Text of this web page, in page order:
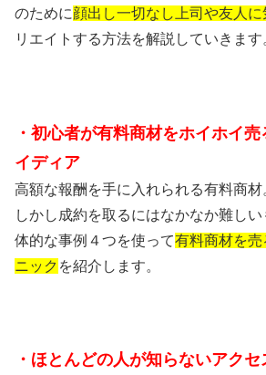
のために顔出し一切なし上司や友人に
リエイトする方法を解説していきます
・初心者が有料商材をホイホイ
イディア
高額な報酬を手に入れられる有料商材
しかし成約を取るにはなかなか難し
体的な事例４つを使って有料商材を売
ニック を紹介します。
・ほとんどの人が知らないアク